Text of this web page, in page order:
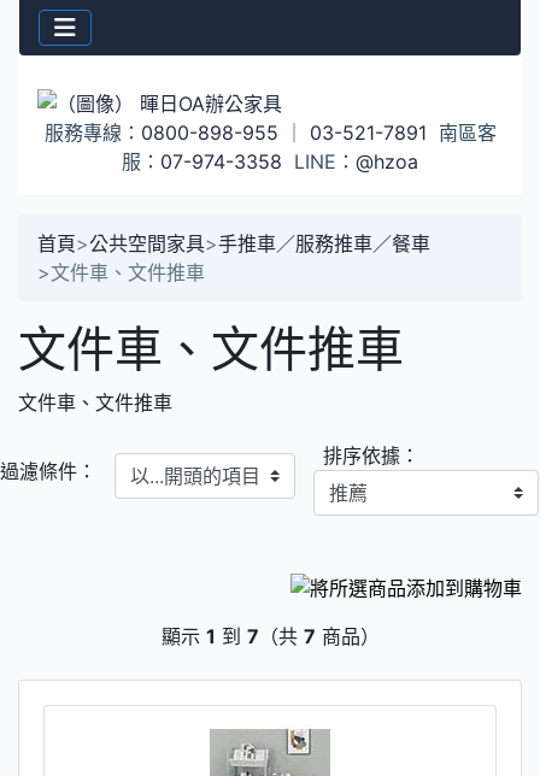
服務專線： 0800-898-955 03-521-7891 南區客
服： 07-974-3358 LINE： @hzoa
首頁>公共空間家具>手推車／服務推車／餐車
>文件車、文件推車
文件車、文件推車
文件車、文件推車
過濾條件： 以...開頭的項目 排序依據：
顯示 1 到 7 （共 7 商品）